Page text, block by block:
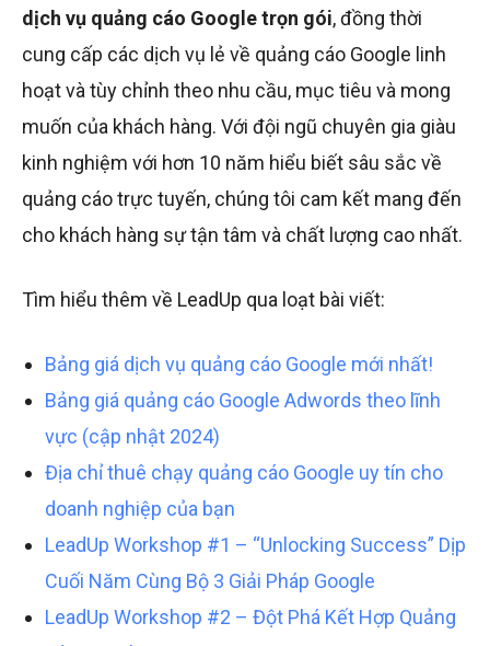
dịch vụ quảng cáo Google trọn gói, đồng thời
cung cấp các dịch vụ lẻ về quảng cáo Google linh
hoạt và tùy chỉnh theo nhu cầu, mục tiêu và mong
muốn của khách hàng. Với đội ngũ chuyên gia giàu
kinh nghiệm với hơn 10 năm hiểu biết sâu sắc về
quảng cáo trực tuyến, chúng tôi cam kết mang đến
cho khách hàng sự tận tâm và chất lượng cao nhất.
Tìm hiểu thêm về LeadUp qua loạt bài viết:
Bảng giá dịch vụ quảng cáo Google mới nhất!
Bảng giá quảng cáo Google Adwords theo lĩnh
vực (cập nhật 2024)
Địa chỉ thuê chạy quảng cáo Google uy tín cho
doanh nghiệp của bạn
LeadUp Workshop #1 – “Unlocking Success” Dịp
Cuối Năm Cùng Bộ 3 Giải Pháp Google
LeadUp Workshop #2 – Đột Phá Kết Hợp Quảng